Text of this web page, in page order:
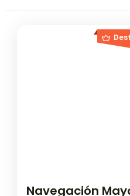
Navegación